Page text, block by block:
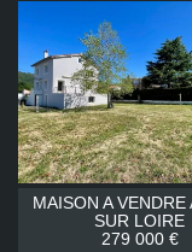
MAISON A VENDRE
SUR LOIRE
279 000 €